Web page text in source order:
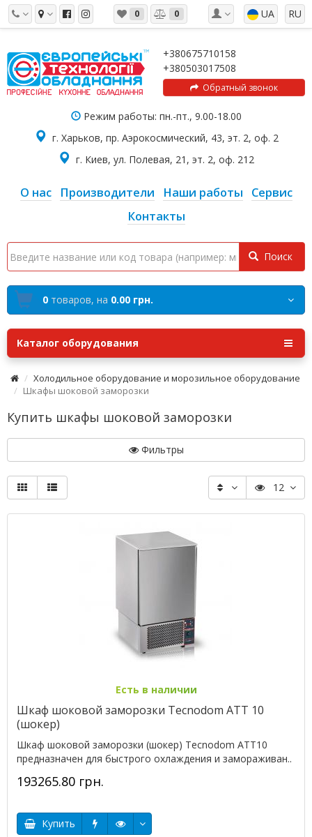
RU
UA
0 0
+380675710158
+380503017508
Обратный звонок
Режим работы: пн.-пт., 9.00-18.00
г. Харьков, пр. Аэрокосмический, 43, эт. 2, оф. 2
г. Киев, ул. Полевая, 21, эт. 2, оф. 212
О нас Производители Наши работы
Сервис
Контакты
Поиск
0 товаров, на 0.00 грн.
Каталог оборудования
Холодильное оборудование и морозильное оборудование
Шкафы шоковой заморозки
Купить шкафы шоковой заморозки
Фильтры
12
Есть в наличии
Шкаф шоковой заморозки Tecnodom ATT 10
(шокер)
Шкаф шоковой заморозки (шокер) Tecnodom ATT10
предназначен для быстрого охлаждения и замораживан..
193265.80 грн.
Купить